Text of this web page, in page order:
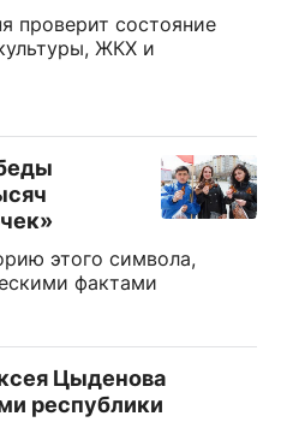
проверит состояние
ЖКХ и
этого символа,
фактами
Цыденова
республики